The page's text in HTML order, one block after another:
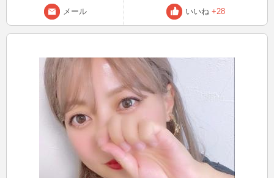
メール いいね +28